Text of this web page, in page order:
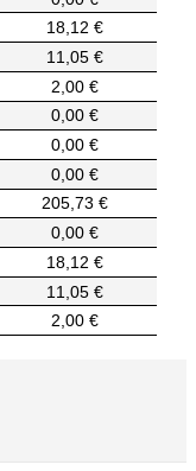
18,12 €
11,05 €
2,00 €
0,00 €
0,00 €
0,00 €
205,73 €
0,00 €
18,12 €
11,05 €
2,00 €